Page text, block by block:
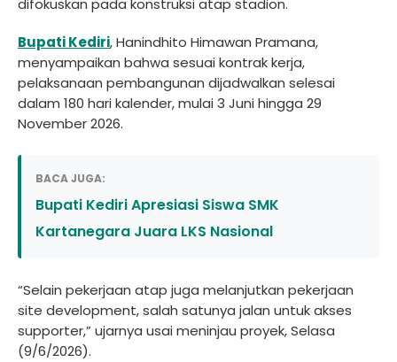
difokuskan pada konstruksi atap stadion.
Bupati Kediri, Hanindhito Himawan Pramana,
menyampaikan bahwa sesuai kontrak kerja,
pelaksanaan pembangunan dijadwalkan selesai
dalam 180 hari kalender, mulai 3 Juni hingga 29
November 2026.
BACA JUGA:
Bupati Kediri Apresiasi Siswa SMK
Kartanegara Juara LKS Nasional
“Selain pekerjaan atap juga melanjutkan pekerjaan
site development, salah satunya jalan untuk akses
supporter,” ujarnya usai meninjau proyek, Selasa
(9/6/2026).